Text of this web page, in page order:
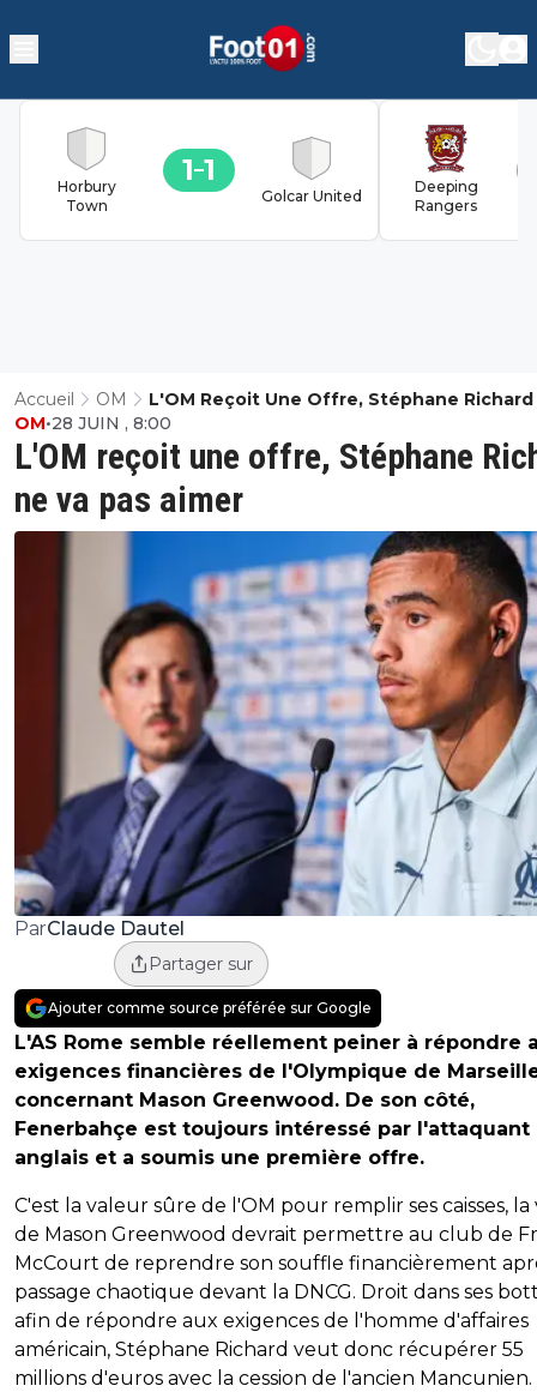
Horbury
Town
1 1
Golcar United
Deeping
Rangers
Accueil OM
L'OM Reçoit Une Offre, Stéphane Richard
Pas Aimer
L'OM reçoit une offre, Stéphane
ne va pas aimer
OM•28 JUIN , 8:00
ParClaude Dautel
Partager sur
Ajouter comme source préférée sur Google
L'AS Rome semble réellement peiner à répondre
exigences financières de l'Olympique de
concernant Mason Greenwood. De son côté,
Fenerbahçe est toujours intéressé par l'attaquant
anglais et a soumis une première offre.
C'est la valeur sûre de l'OM pour remplir ses caisses,
de Mason Greenwood devrait permettre au club de
McCourt de reprendre son souffle financièrement
passage chaotique devant la DNCG. Droit dans ses
afin de répondre aux exigences de l'homme d'affaires
américain, Stéphane Richard veut donc récupérer 55
millions d'euros avec la cession de l'ancien Mancunien.